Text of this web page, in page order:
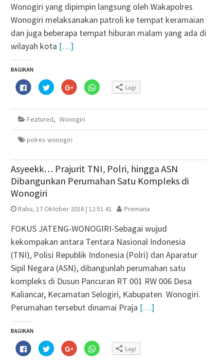
Wonogiri yang dipimpin langsung oleh Wakapolres
Wonogiri melaksanakan patroli ke tempat keramaian
dan juga beberapa tempat hiburan malam yang ada di
wilayah kota […]
BAGIKAN
Klik
untuk
membagikan
Facebook(Membuka
jendela
baru)
Klik
untuk
berbagi
Twitter(Membuka
jendela
baru)
Klik
untuk
berbagi
Google+
di
yang
Klik
untuk
WhatsApp(Membuka
baru)
Lagi
Featured, Wonogiri
polres wonogiri
Asyeekk… Prajurit TNI, Polri, hingga ASN
Dibangunkan Perumahan Satu Kompleks di
Wonogiri
Rabu, 17 Oktober 2018 | 12:51 41 Premana
FOKUS JATENG-WONOGIRI-Sebagai wujud
kekompakan antara Tentara Nasional Indonesia
(TNI), Polisi Republik Indonesia (Polri) dan Aparatur
Sipil Negara (ASN), dibangunlah perumahan satu
kompleks di Dusun Pancuran RT 001 RW 006 Desa
Kaliancar, Kecamatan Selogiri, Kabupaten Wonogiri.
Perumahan tersebut dinamai Praja […]
BAGIKAN
Klik
untuk
membagikan
Klik
untuk
berbagi
Klik
untuk
berbagi
Klik
untuk Lagi